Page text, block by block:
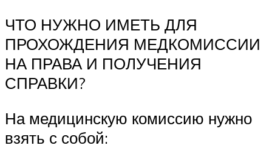
ЧТО НУЖНО ИМЕТЬ ДЛЯ
ПРОХОЖДЕНИЯ МЕДКОМИССИИ
НА ПРАВА И ПОЛУЧЕНИЯ
СПРАВКИ?
На медицинскую комиссию нужно
взять с собой: